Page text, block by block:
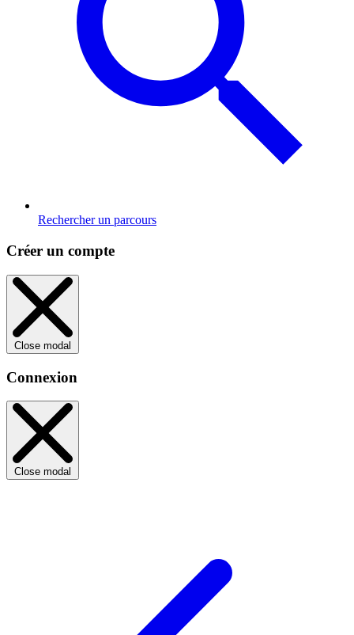
Rechercher un parcours
Créer un compte
Close modal
Connexion
Close modal